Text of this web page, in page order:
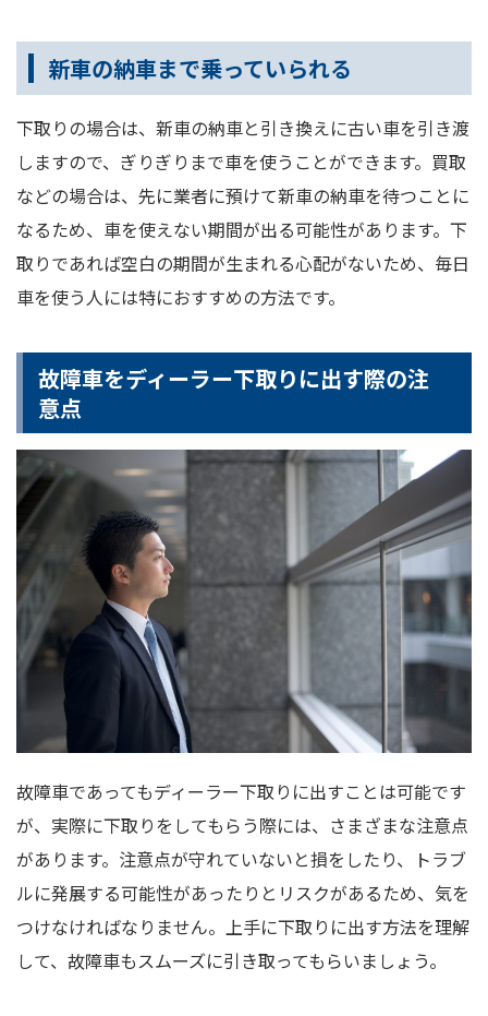
新車の納車まで乗っていられる
下取りの場合は、新車の納車と引き換えに古い車を引き渡
しますので、ぎりぎりまで車を使うことができます。買取
などの場合は、先に業者に預けて新車の納車を待つことに
なるため、車を使えない期間が出る可能性があります。下
取りであれば空白の期間が生まれる心配がないため、毎日
車を使う人には特におすすめの方法です。
故障車をディーラー下取りに出す際の注
意点
故障車であってもディーラー下取りに出すことは可能です
が、実際に下取りをしてもらう際には、さまざまな注意点
があります。注意点が守れていないと損をしたり、トラブ
ルに発展する可能性があったりとリスクがあるため、気を
つけなければなりません。上手に下取りに出す方法を理解
して、故障車もスムーズに引き取ってもらいましょう。